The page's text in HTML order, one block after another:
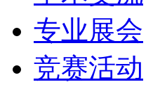
专业展会
竞赛活动